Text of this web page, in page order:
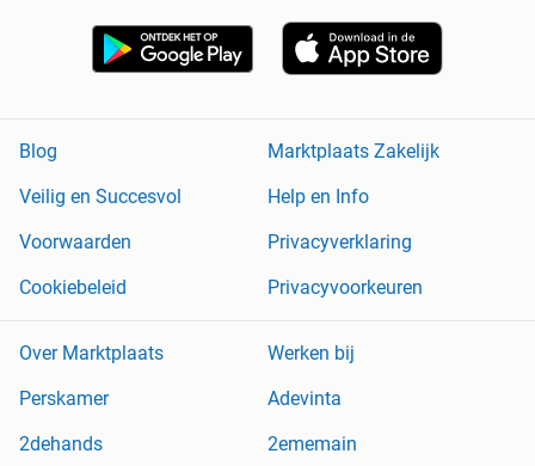
Blog
Marktplaats Zakelijk
Veilig en Succesvol
Help en Info
Voorwaarden
Privacyverklaring
Cookiebeleid
Privacyvoorkeuren
Over Marktplaats
Werken bij
Perskamer
Adevinta
2dehands
2ememain